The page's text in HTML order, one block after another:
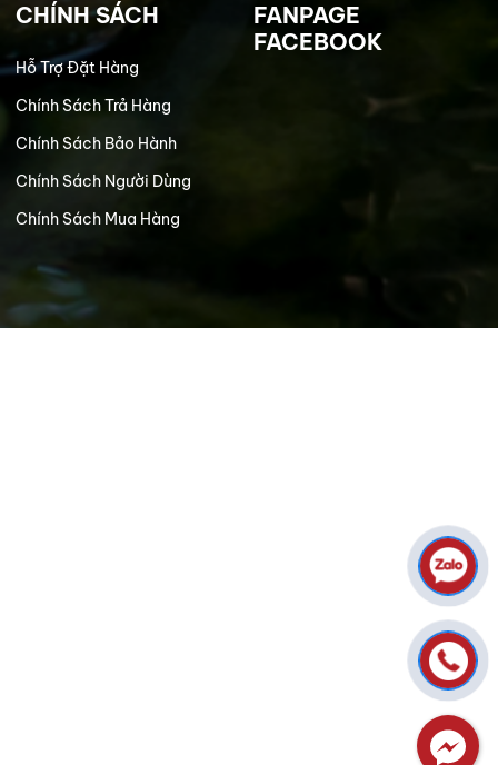
CHÍNH SÁCH
Hỗ Trợ Đặt Hàng
Chính Sách Trả Hàng
Chính Sách Bảo Hành
Chính Sách Người Dùng
Chính Sách Mua Hàng
FANPAGE
FACEBOOK